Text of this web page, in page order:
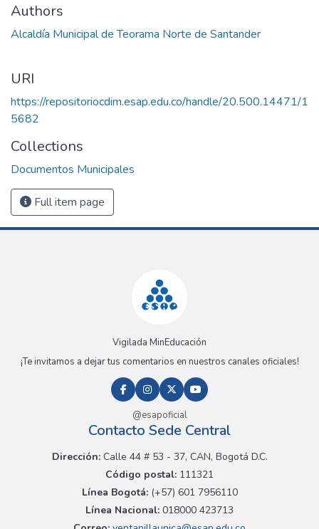
Authors
Alcaldía Municipal de Teorama Norte de Santander
URI
https://repositoriocdim.esap.edu.co/handle/20.500.14471/1
5682
Collections
Documentos Municipales
Full item page
Vigilada MinEducación
¡Te invitamos a dejar tus comentarios en nuestros canales oficiales!
@esapoficial
Contacto Sede Central
Dirección:Calle 44 # 53 - 37, CAN, Bogotá D.C.
Código postal: 111321
Línea Bogotá:(+57) 601 7956110
Línea Nacional: 018000 423713